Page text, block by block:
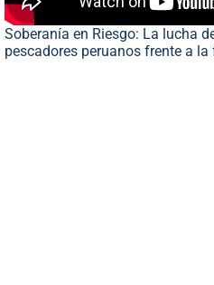
Soberanía en Riesgo: La lucha
pescadores peruanos frente a